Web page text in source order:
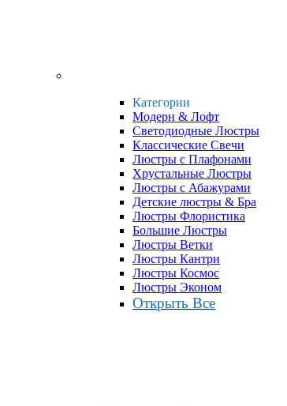
Категории
Модерн & Лофт
Светодиодные Люстры
Классические Свечи
Люстры с Плафонами
Хрустальные Люстры
Люстры с Абажурами
Детские люстры & Бра
Люстры Флористика
Большие Люстры
Люстры Ветки
Люстры Кантри
Люстры Космос
Люстры Эконом
Открыть Все